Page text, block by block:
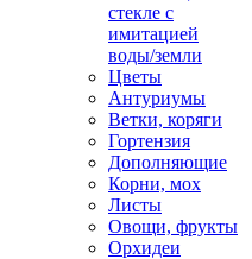
стекле с
имитацией
воды/земли
Цветы
Антуриумы
Ветки, коряги
Гортензия
Дополняющие
Корни, мох
Листы
Овощи, фрукты
Орхидеи